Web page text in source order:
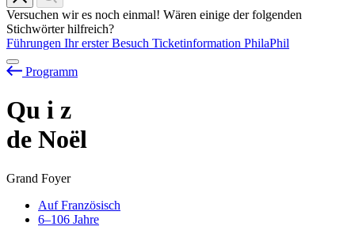
Versuchen wir es noch einmal! Wären einige der folgenden
Stichwörter hilfreich?
Führungen Ihr erster Besuch Ticketinformation PhilaPhil
Programm
Qu i z
de Noël
Grand Foyer
Auf Französisch
6–106 Jahre